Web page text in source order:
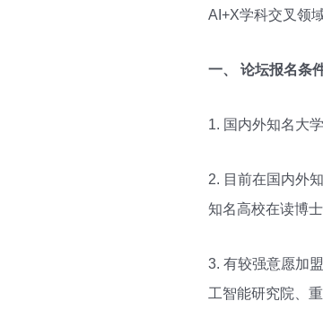
AI+X学科交叉领
一、 论坛报名条
1. 国内外知名大
2. 目前在国内外
知名高校在读博士
3. 有较强意愿加
工智能研究院、